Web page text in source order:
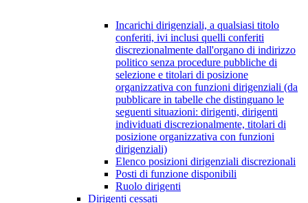
Incarichi dirigenziali, a qualsiasi titolo
conferiti, ivi inclusi quelli conferiti
discrezionalmente dall'organo di indirizzo
politico senza procedure pubbliche di
selezione e titolari di posizione
organizzativa con funzioni dirigenziali (da
pubblicare in tabelle che distinguano le
seguenti situazioni: dirigenti, dirigenti
individuati discrezionalmente, titolari di
posizione organizzativa con funzioni
dirigenziali)
Elenco posizioni dirigenziali discrezionali
Posti di funzione disponibili
Ruolo dirigenti
Dirigenti cessati